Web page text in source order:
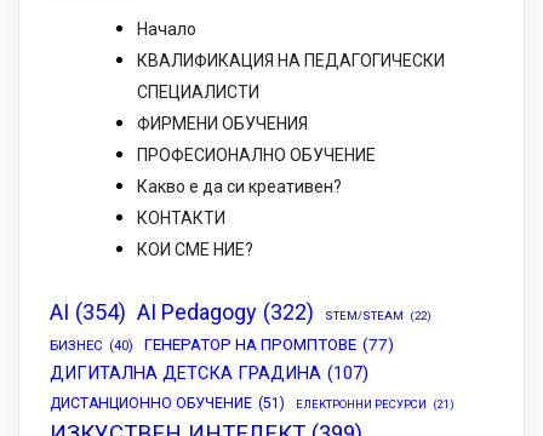
Начало
КВАЛИФИКАЦИЯ НА ПЕДАГОГИЧЕСКИ
СПЕЦИАЛИСТИ
ФИРМЕНИ ОБУЧЕНИЯ
ПРОФЕСИОНАЛНО ОБУЧЕНИЕ
Какво е да си креативен?
КОНТАКТИ
КОИ СМЕ НИЕ?
AI (354) AI Pedagogy (322) STEM/STEAM (22)
БИЗНЕС (40) ГЕНЕРАТОР НА ПРОМПТОВЕ (77)
ДИГИТАЛНА ДЕТСКА ГРАДИНА (107)
ДИСТАНЦИОННО ОБУЧЕНИЕ (51) ЕЛЕКТРОННИ РЕСУРСИ (21)